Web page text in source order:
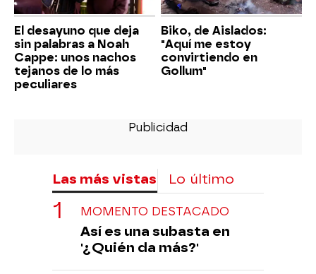
El desayuno que deja
sin palabras a Noah
Cappe: unos nachos
tejanos de lo más
peculiares
Biko, de Aislados:
"Aquí me estoy
convirtiendo en
Gollum"
Las más vistas Lo último
MOMENTO DESTACADO
Así es una subasta en
'¿Quién da más?'